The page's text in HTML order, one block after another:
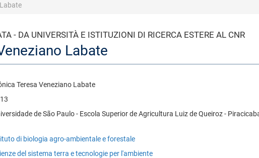
- DA UNIVERSITÀ E ISTITUZIONI DI RICERCA ESTERE AL CNR
Labate
Teresa Veneziano Labate
de São Paulo - Escola Superior de Agricultura Luiz de Queiroz -
di biologia agro-ambientale e forestale
del sistema terra e tecnologie per l'ambiente